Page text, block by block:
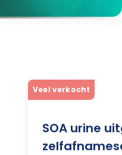
Veel verkocht
SOA urine